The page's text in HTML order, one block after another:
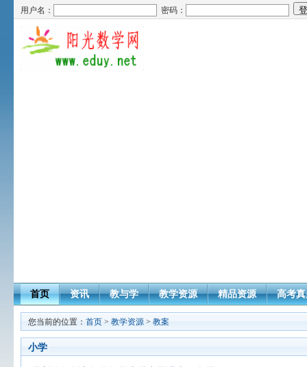
用户名： 密码：
首页 资讯 教与学 教学资源 精品资源 高考
您当前的位置： 首页 > 教学资源 > 教案
小学